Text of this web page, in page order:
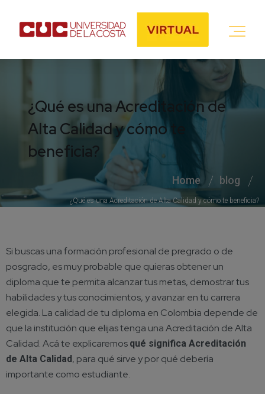
¿Qué es una Acreditación de
Alta Calidad y cómo te
beneficia?
Home blog
¿Qué es una Acreditación de Alta Calidad y cómo te beneficia?
Si buscas una formación profesional de pregrado o de
posgrado, es muy probable que quieras obtener un
diploma que te permita alcanzar tus metas, demostrar tus
habilidades y tus conocimientos, y avanzar en tu carrera
elegida. La calidad de tu diploma en Colombia depende de
que la institución que elijas tenga una Acreditación de Alta
Calidad. Acá te explicaremos qué significa Acreditación
de Alta Calidad, para qué sirve y por qué debería
importante como estudiante.